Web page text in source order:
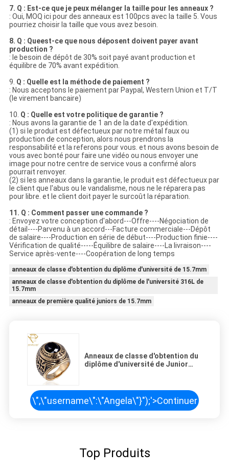
7. Q : Est-ce que je peux mélanger la taille pour les anneaux ?
: Oui, MOQ ici pour des anneaux est 100pcs avec la taille 5. Vous
pourriez choisir la taille que vous avez besoin.
8. Q : Queest-ce que nous déposent doivent payer avant
production ?
: le besoin de dépôt de 30% soit payé avant production et
équilibre de 70% avant expédition.
9. Q : Quelle est la méthode de paiement ?
: Nous acceptons le paiement par Paypal, Western Union et T/T
(le virement bancaire)
10. Q : Quelle est votre politique de garantie ?
: Nous avons la garantie de 1 an de la date d'expédition.
(1) si le produit est défectueux par notre métal faux ou
production de conception, alors nous prendrons la
responsabilité et la referons pour vous. et nous avons besoin de
vous avec bonté pour faire une vidéo ou nous envoyer une
image pour notre centre de service vous a confirmé alors
pourrait renvoyer.
(2) si les anneaux dans la garantie, le produit est défectueux par
le client que l'abus ou le vandalisme, nous ne le réparera pas
pour libre. et le client doit payer le surcoût la réparation.
11. Q : Comment passer une commande ?
: Envoyez votre conception d'abord---Offre----Négociation de
détail----Parvenu à un accord---Facture commerciale---Dépôt
de salaire----Production en série de début----Production finie----
Vérification de qualité-----Équilibre de salaire----La livraison----
Service après-vente----Coopération de long temps
anneaux de classe d'obtention du diplôme d'université de 15.7mm
anneaux de classe d'obtention du diplôme de l'université 316L de
15.7mm
anneaux de première qualité juniors de 15.7mm
Anneaux de classe d'obtention du
diplôme d'université de Junior
\",\"username\":\"Angela\"}");'>Continuer
Top Produits